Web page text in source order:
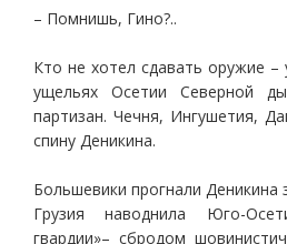
– Помнишь, Гино?..
Кто не хотел сдавать оружие –
ущельях Осетии Северной
партизан. Чечня, Ингушетия,
спину Деникина.
Большевики прогнали Деникина
Грузия наводнила Юго-
гвардии»– сбродом